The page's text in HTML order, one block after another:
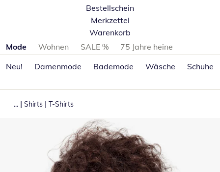
Bestellschein
Merkzettel
Warenkorb
Produktkategorien überspringen
Mode Wohnen SALE %
75 Jahre heine
Neu!
Damenmode Bademode Wäsche Schuhe
... | Shirts | T-Shirts